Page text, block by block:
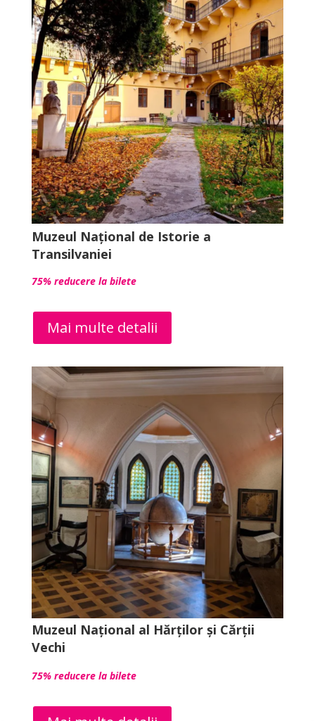
Muzeul Național de Istorie a
Transilvaniei
75% reducere la bilete
Mai multe detalii
Muzeul Național al Hărților și Cărții
Vechi
75% reducere la bilete